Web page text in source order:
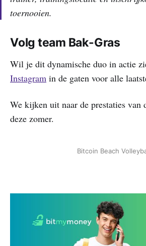
toernooien.
Volg team Bak-Gras
Wil je dit dynamische duo in actie
Instagram in de gaten voor alle
We kijken uit naar de prestaties
deze zomer.
Bitcoin Beach